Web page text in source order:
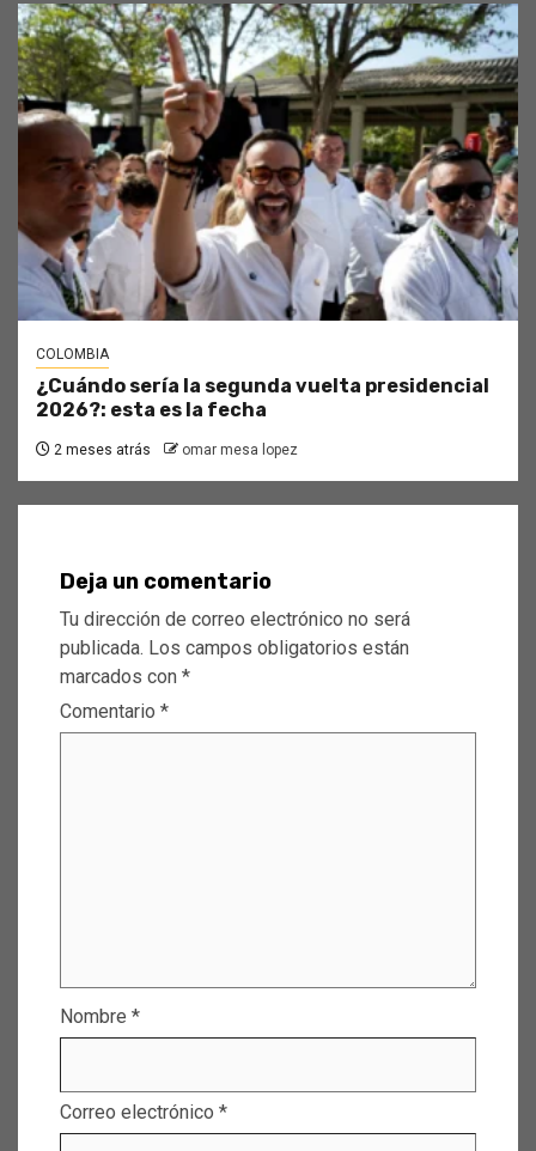
COLOMBIA
¿Cuándo sería la segunda vuelta presidencial
2026?: esta es la fecha
2 meses atrás omar mesa lopez
Deja un comentario
Tu dirección de correo electrónico no será
publicada. Los campos obligatorios están
marcados con *
Comentario *
Nombre *
Correo electrónico *